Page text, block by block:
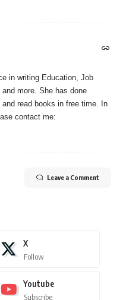
in writing Education, Job
more. She has done
read books in free time. In
contact me:
Leave a Comment
X
Follow
Youtube
Subscribe